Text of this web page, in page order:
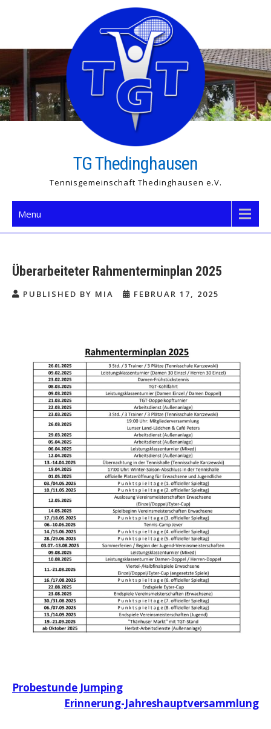
TG Thedinghausen
Tennisgemeinschaft Thedinghausen e.V.
Menu
Überarbeiteter Rahmenterminplan 2025
PUBLISHED BY MIA FEBRUAR 17, 2025
Beitragsnavigation
Probestunde Jumping
Erinnerung-Jahreshauptversammlung